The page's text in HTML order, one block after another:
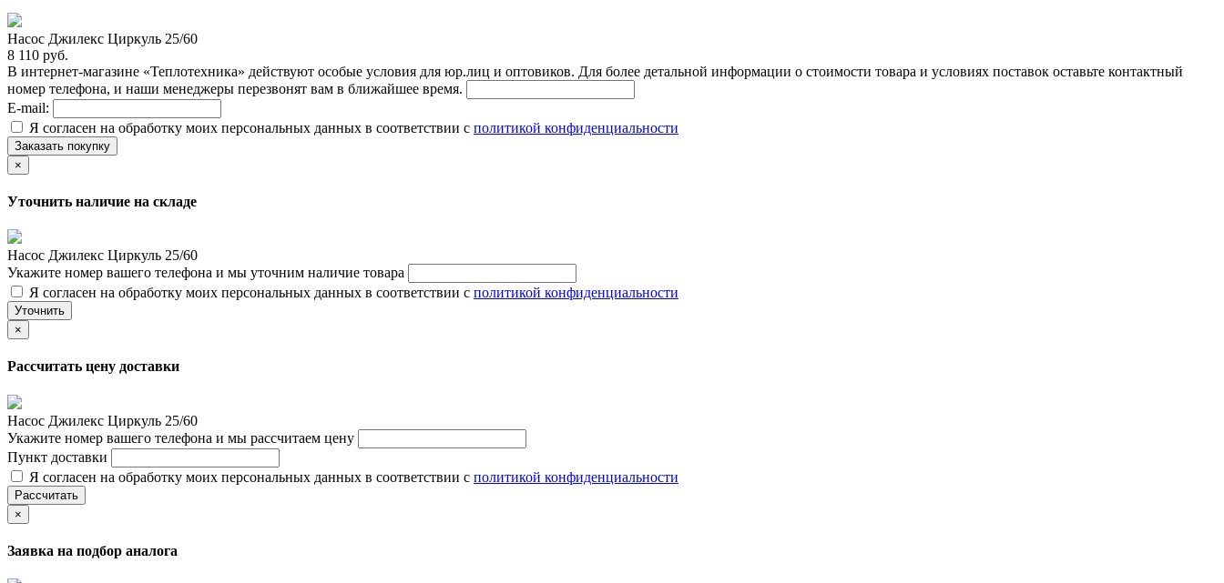
Насос Джилекс Циркуль 25/60
8 110 руб.
В интернет-магазине «Теплотехника» действуют особые условия для юр.лиц и оптовиков. Для более детальной информации о стоимости товара и условиях поставок оставьте контактный
номер телефона, и наши менеджеры перезвонят вам в ближайшее время.
E-mail:
Я согласен на обработку моих персональных данных в соответствии с политикой конфиденциальности
Заказать покупку
×
Уточнить наличие на складе
Насос Джилекс Циркуль 25/60
Укажите номер вашего телефона и мы уточним наличие товара
Я согласен на обработку моих персональных данных в соответствии с политикой конфиденциальности
Уточнить
×
Рассчитать цену доставки
Насос Джилекс Циркуль 25/60
Укажите номер вашего телефона и мы рассчитаем цену
Пункт доставки
Я согласен на обработку моих персональных данных в соответствии с политикой конфиденциальности
Рассчитать
×
Заявка на подбор аналога